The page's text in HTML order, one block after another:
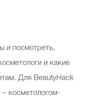
и посмотреть,
и какие
Для BeautyHack
– косметологом-